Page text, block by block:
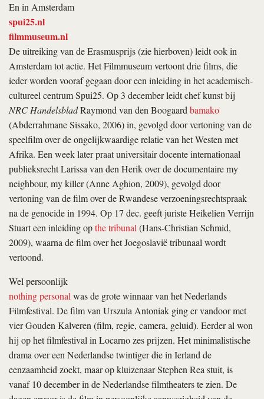
En in Amsterdam
spui25.nl
filmmuseum.nl
De uitreiking van de Erasmusprijs (zie hierboven) leidt ook in
Amsterdam tot actie. Het Filmmuseum vertoont drie films, die
ieder worden vooraf gegaan door een inleiding in het academisch-
cultureel centrum Spui25. Op 3 december leidt chef kunst bij
NRC HandelsbladRaymond van den Boogaardbamako
(Abderrahmane Sissako, 2006) in, gevolgd door vertoning van de
speelfilm over de ongelijkwaardige relatie van het Westen met
Afrika. Een week later praat universitair docente internationaal
publieksrecht Larissa van den Herik over de documentairemy
neighbour, my killer(Anne Aghion, 2009), gevolgd door
vertoning van de film over de Rwandese verzoeningsrechtspraak
na de genocide in 1994. Op 17 dec. geeft juriste Heikelien Verrijn
Stuart een inleiding opthe tribunal(Hans-Christian Schmid,
2009), waarna de film over het Joegoslavië tribunaal wordt
vertoond.
Wel persoonlijk
nothing personalwas de grote winnaar van het Nederlands
Filmfestival. De film van Urszula Antoniak ging er vandoor met
vier Gouden Kalveren (film, regie, camera, geluid). Eerder al won
hij op het filmfestival in Locarno zes prijzen. Het minimalistische
drama over een Nederlandse twintiger die in Ierland de
eenzaamheid zoekt, maar op kluizenaar Stephen Rea stuit, is
vanaf 10 december in de Nederlandse filmtheaters te zien. De